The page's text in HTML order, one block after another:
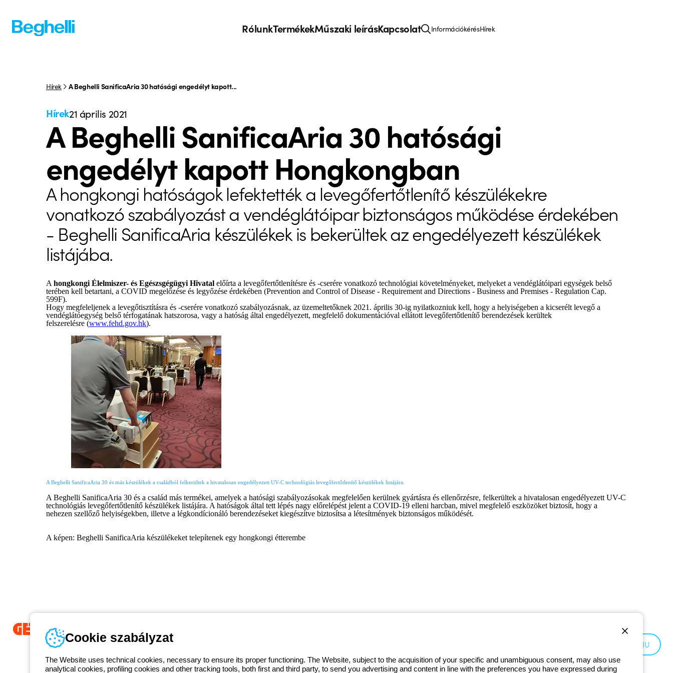
RólunkTermékekMűszaki leírásKapcsolat InformációkérésHírek
Hírek A Beghelli SanificaAria 30 hatósági engedélyt kapott...
Hírek21 április 2021
A Beghelli SanificaAria 30 hatósági
engedélyt kapott Hongkongban
A hongkongi hatóságok lefektették a levegőfertőtlenítő készülékekre
vonatkozó szabályozást a vendéglátóipar biztonságos működése érdekében
- Beghelli SanificaAria készülékek is bekerültek az engedélyezett készülékek
listájába.
A hongkongi Élelmiszer- és Egészsgégügyi Hivatal előírta a levegőfertőtlenítésre és -cserére vonatkozó technológiai követelményeket, melyeket a vendéglátóipari egységek belső
terében kell betartani, a COVID megelőzése és legyőzése érdekében (Prevention and Control of Disease - Requirement and Directions - Business and Premises - Regulation Cap.
599F).
Hogy megfeleljenek a levegőtisztításra és -cserére vonatkozó szabályozásnak, az üzemeltetőknek 2021. április 30-ig nyilatkozniuk kell, hogy a helyiségeben a kicserélt levegő a
vendéglátóegység belső térfogatának hatszorosa, vagy a hatóság által engedélyezett, megfelelő dokumentációval ellátott levegőfertőtlenítő berendezések kerültek
felszerelésre (www.fehd.gov.hk).
A Beghelli SanificaAria 30 és más készülékek a családból felkerültek a hivatalosan engedélyezett UV-C technológiás levegőfertőtlenítő készülékek listájára.
A Beghelli SanificaAria 30 és a család más termékei, amelyek a hatósági szabályozásokak megfelelően kerülnek gyártásra és ellenőrzésre, felkerültek a hivatalosan engedélyezett UV-C
technológiás levegőfertőtlenítő készülékek listájára. A hatóságok által tett lépés nagy előrelépést jelent a COVID-19 elleni harcban, mivel megfelelő eszközöket biztosít, hogy a
nehezen szellőző helyiségekben, illetve a légkondícionáló berendezéseket kiegészítve biztosítsa a létesítmények biztonságos működését.
A képen: Beghelli SanificaAria készülékeket telepítenek egy hongkongi étterembe
Since 2025, Beghelli has been part of the GEWISS Group, within the GEWISS LightZone ecosystem, where
and end users in meeting their needs.Discover more about GEWISS
HU
Cookie szabályzat
The Website uses technical cookies, necessary to ensure its proper functioning. The Website, subject to the acquisition of your specific and unambiguous consent, may also use
analytical cookies, profiling cookies and other tracking tools, both first and third party, to send you advertising and content in line with the preferences you have expressed during